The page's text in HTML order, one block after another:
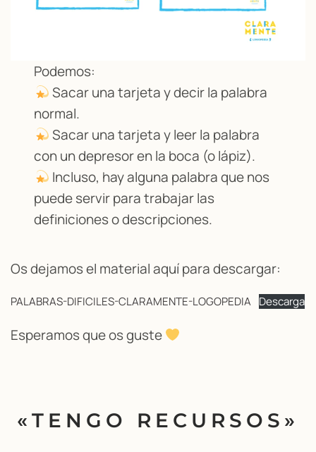
Podemos:
Sacar una tarjeta y decir la palabra
normal.
Sacar una tarjeta y leer la palabra
con un depresor en la boca (o lápiz).
Incluso, hay alguna palabra que nos
puede servir para trabajar las
definiciones o descripciones.
Os dejamos el material aquí para descargar:
PALABRAS-DIFICILES-CLARAMENTE-LOGOPEDIA Descarga
Esperamos que os guste
«TENGO RECURSOS»